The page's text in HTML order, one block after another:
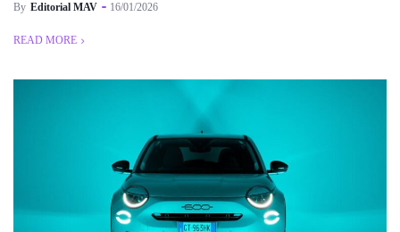
By Editorial MAV 16/01/2026
READ MORE